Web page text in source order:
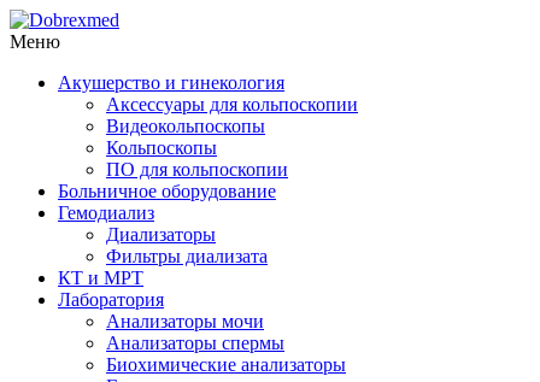
Меню
Акушерство и гинекология
Аксессуары для кольпоскопии
Видеокольпоскопы
Кольпоскопы
ПО для кольпоскопии
Больничное оборудование
Гемодиализ
Диализаторы
Фильтры диализата
КТ и МРТ
Лаборатория
Анализаторы мочи
Анализаторы спермы
Биохимические анализаторы